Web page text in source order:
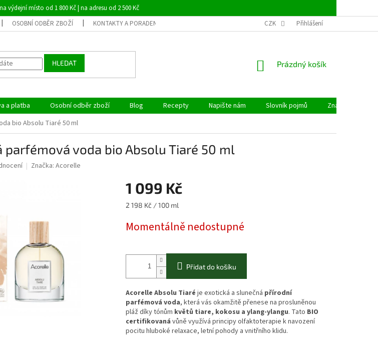
výdejní místo od 1 800 Kč | na adresu od 2 500 Kč
OSOBNÍ ODBĚR ZBOŽÍ KONTAKTY A PORADENSTVÍ PODMÍNKY OCHRANY OSOBNÍCH
CZK Přihlášení
HLEDAT
NÁKUPNÍ
Prázdný košík
a platba Osobní odběr zboží Blog Recepty Napište nám Slovník pojmů
Značky
bio Absolu Tiaré 50 ml
parfémová voda bio Absolu Tiaré 50 ml
Značka: Acorelle
1 099 Kč
Měrná
2 198 Kč / 100 ml
Momentálně nedostupné
Přidat do košíku
Acorelle Absolu Tiaré je exotická a slunečná přírodní
parfémová voda, která vás okamžitě přenese na prosluněnou
pláž díky tónům květů tiare, kokosu a ylang-ylangu. Tato BIO
certifikovaná vůně využívá principy olfaktoterapie k navození
pocitu hluboké relaxace, letní pohody a vnitřního klidu.